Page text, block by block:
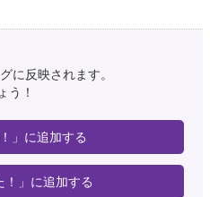
により中止となりました。 本公演を楽
申し訳ありません。 詳細はこちらをご
出演‼️
ら公演予定の｢死んでも働かなきゃい
に反映されます。
う！
」に追加する
！」に追加する